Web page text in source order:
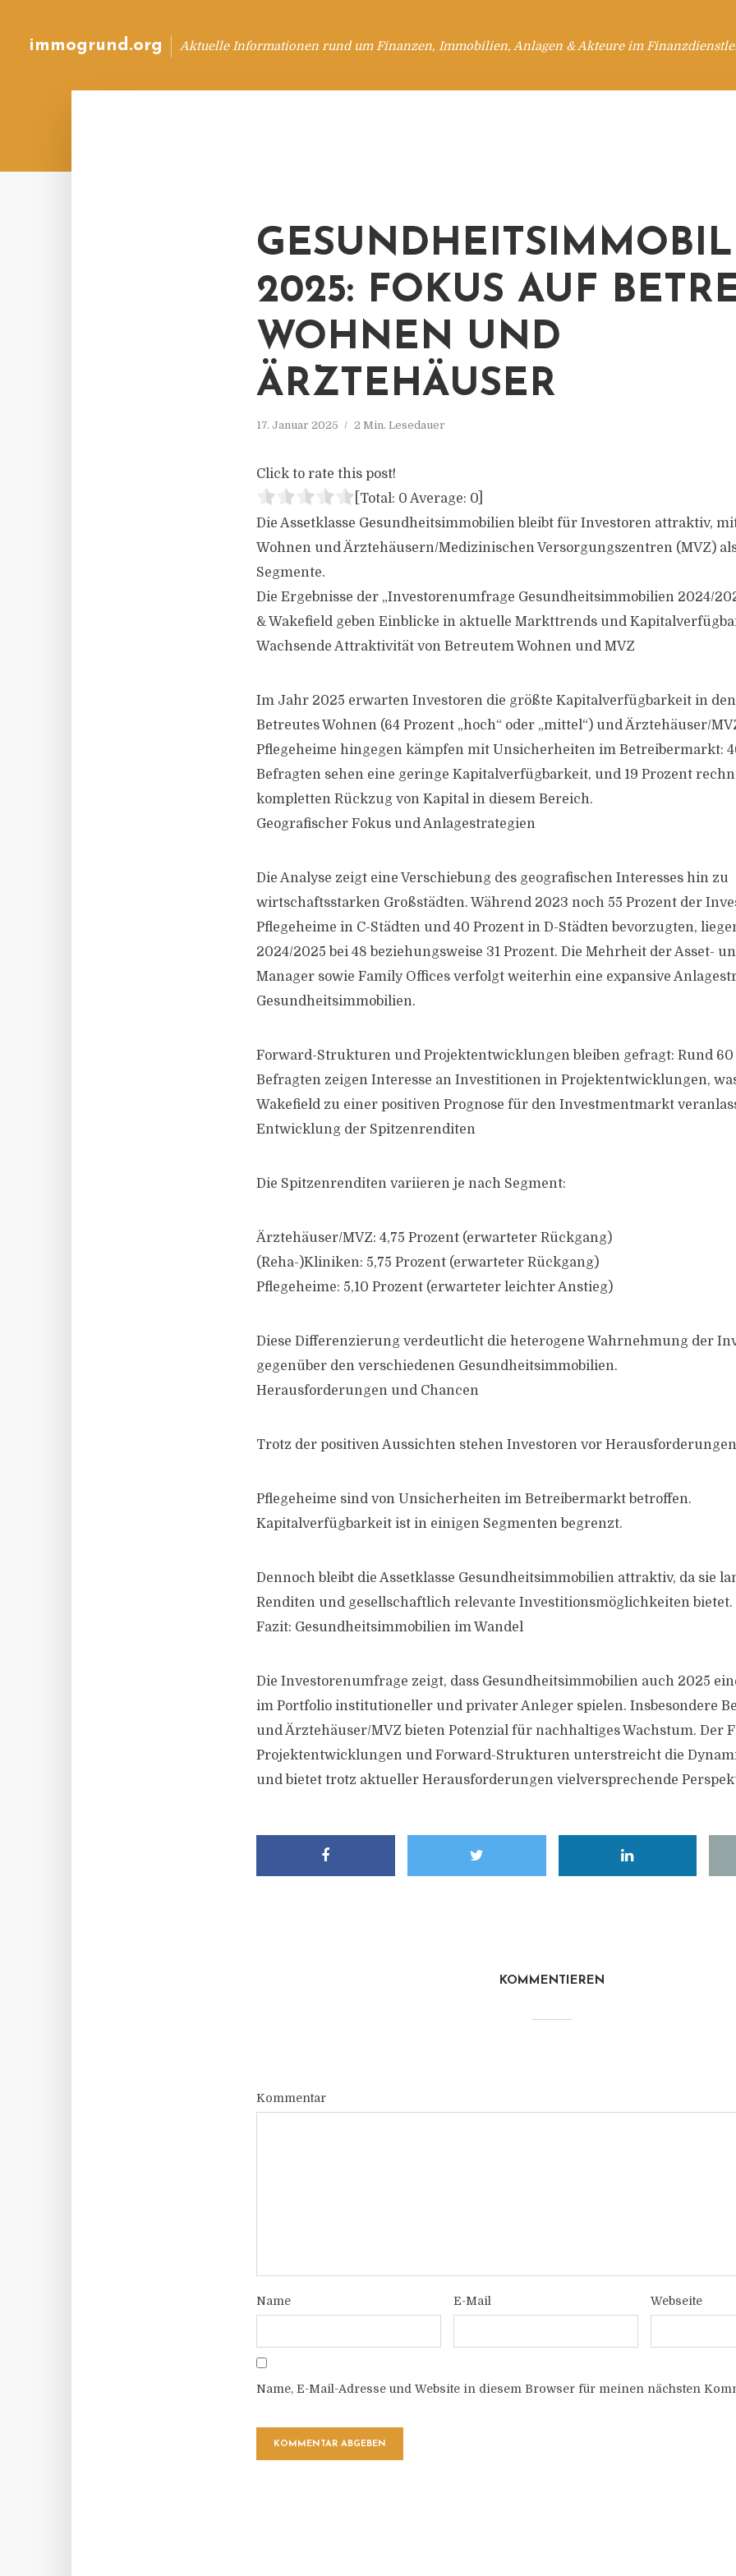
immogrund.org Aktuelle Informationen rund um Finanzen, Immobilien, Anlagen & Akteure im
2025: FOKUS AUF
WOHNEN UND
ÄRZTEHÄUSER
17. Januar 2025 2 Min. Lesedauer
Click to rate this post!
[Total: 0 Average: 0
Die Assetklasse Gesundheitsimmobilien bleibt für Investoren attraktiv,
Wohnen und Ärztehäusern/Medizinischen Versorgungszentren (MVZ)
Segmente.
Die Ergebnisse der „Investorenumfrage Gesundheitsimmobilien 2024/
& Wakefield geben Einblicke in aktuelle Markttrends und
Wachsende Attraktivität von Betreutem Wohnen und MVZ
Im Jahr 2025 erwarten Investoren die größte Kapitalverfügbarkeit in
Betreutes Wohnen (64 Prozent „hoch“ oder „mittel“) und Ärztehäuser/
Pflegeheime hingegen kämpfen mit Unsicherheiten im Betreibermarkt:
Befragten sehen eine geringe Kapitalverfügbarkeit, und 19 Prozent
kompletten Rückzug von Kapital in diesem Bereich.
Geografischer Fokus und Anlagestrategien
Die Analyse zeigt eine Verschiebung des geografischen Interesses hin zu
wirtschaftsstarken Großstädten. Während 2023 noch 55 Prozent der
Pflegeheime in C-Städten und 40 Prozent in D-Städten bevorzugten,
2024/2025 bei 48 beziehungsweise 31 Prozent. Die Mehrheit der Asset-
Manager sowie Family Offices verfolgt weiterhin eine expansive
Gesundheitsimmobilien.
Forward-Strukturen und Projektentwicklungen bleiben gefragt: Rund 60
Befragten zeigen Interesse an Investitionen in Projektentwicklungen,
Wakefield zu einer positiven Prognose für den Investmentmarkt
Entwicklung der Spitzenrenditen
Die Spitzenrenditen variieren je nach Segment:
Ärztehäuser/MVZ: 4,75 Prozent (erwarteter Rückgang)
(Reha-)Kliniken: 5,75 Prozent (erwarteter Rückgang)
Pflegeheime: 5,10 Prozent (erwarteter leichter Anstieg)
Diese Differenzierung verdeutlicht die heterogene Wahrnehmung der
gegenüber den verschiedenen Gesundheitsimmobilien.
Herausforderungen und Chancen
Trotz der positiven Aussichten stehen Investoren vor
Pflegeheime sind von Unsicherheiten im Betreibermarkt betroffen.
Kapitalverfügbarkeit ist in einigen Segmenten begrenzt.
Dennoch bleibt die Assetklasse Gesundheitsimmobilien attraktiv, da sie
Renditen und gesellschaftlich relevante Investitionsmöglichkeiten bietet.
Fazit: Gesundheitsimmobilien im Wandel
Die Investorenumfrage zeigt, dass Gesundheitsimmobilien auch 2025
im Portfolio institutioneller und privater Anleger spielen. Insbesondere
und Ärztehäuser/MVZ bieten Potenzial für nachhaltiges Wachstum. Der
Projektentwicklungen und Forward-Strukturen unterstreicht die
und bietet trotz aktueller Herausforderungen vielversprechende
KOMMENTIEREN
Kommentar
Name E-Mail Webseite
Name, E-Mail-Adresse und Website in diesem Browser für meinen nächsten